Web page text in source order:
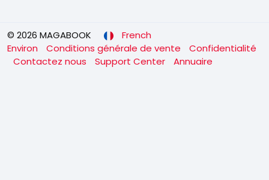
© 2026 MAGABOOK
French
Environ
Conditions générale de vente
Confidentialité
Contactez nous
Support Center Annuaire